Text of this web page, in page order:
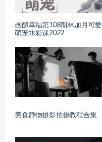
画酿幸福第108期林加月可爱
萌宠水彩课2022
美食静物摄影拍摄教程合集